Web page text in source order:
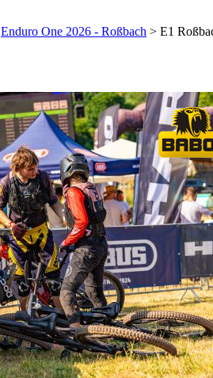
Enduro One 2026 - Roßbach > E1